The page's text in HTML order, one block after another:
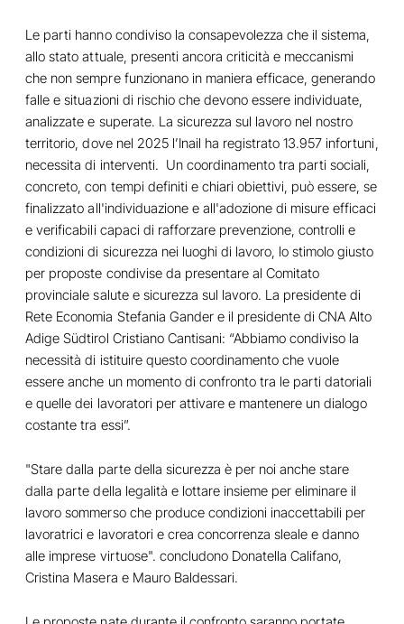
Le parti hanno condiviso la consapevolezza che il sistema,
allo stato attuale, presenti ancora criticità e meccanismi
che non sempre funzionano in maniera efficace, generando
falle e situazioni di rischio che devono essere individuate,
analizzate e superate. La sicurezza sul lavoro nel nostro
territorio, dove nel 2025 l’Inail ha registrato 13.957 infortuni,
necessita di interventi. Un coordinamento tra parti sociali,
concreto, con tempi definiti e chiari obiettivi, può essere, se
finalizzato all'individuazione e all'adozione di misure efficaci
e verificabili capaci di rafforzare prevenzione, controlli e
condizioni di sicurezza nei luoghi di lavoro, lo stimolo giusto
per proposte condivise da presentare al Comitato
provinciale salute e sicurezza sul lavoro. La presidente di
Rete Economia Stefania Gander e il presidente di CNA Alto
Adige Südtirol Cristiano Cantisani: “Abbiamo condiviso la
necessità di istituire questo coordinamento che vuole
essere anche un momento di confronto tra le parti datoriali
e quelle dei lavoratori per attivare e mantenere un dialogo
costante tra essi”.
"Stare dalla parte della sicurezza è per noi anche stare
dalla parte della legalità e lottare insieme per eliminare il
lavoro sommerso che produce condizioni inaccettabili per
lavoratrici e lavoratori e crea concorrenza sleale e danno
alle imprese virtuose". concludono Donatella Califano,
Cristina Masera e Mauro Baldessari.